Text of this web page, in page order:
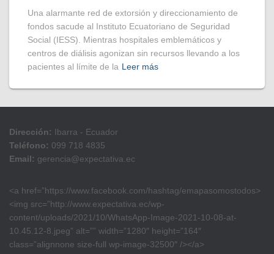
​Una alarmante red de extorsión y direccionamiento de
fondos sacude al Instituto Ecuatoriano de Seguridad
Social (IESS). Mientras hospitales emblemáticos y
centros de diálisis agonizan sin recursos llevando a los
pacientes al límite de la Leer más
Dirección: Ibarra - Ecuador
Teléfono: 099 718 4835
Email: gerencia@expectativa.ec
<a href=”https://www.facebook.com/hashtag/emapasomostodos>
<img src=”http://www.expectativa.ec/wp-
content/uploads/2021/10/WhatsApp-Image-2021-10-08-at-
10.45.12-8.jpeg” alt=”” width=”1280″ height=”164″
class=”alignnone size-full wp-image-32500″ /></a>